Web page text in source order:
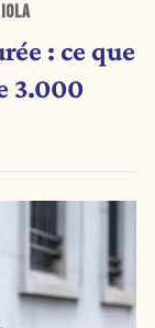
: ce que
3.000